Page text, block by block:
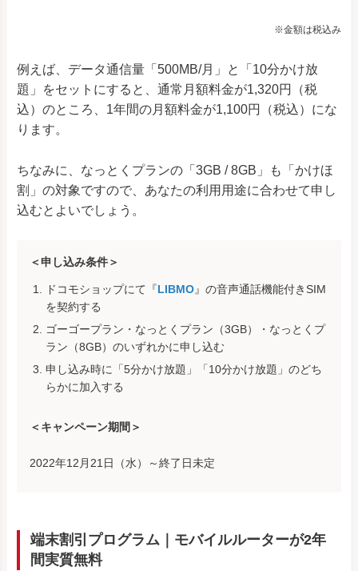
※金額は税込み
例えば、データ通信量「500MB/月」と「10分かけ放
題」をセットにすると、通常月額料金が1,320円（税
込）のところ、1年間の月額料金が1,100円（税込）にな
ります。
ちなみに、なっとくプランの「3GB / 8GB」も「かけほ
割」の対象ですので、あなたの利用用途に合わせて申し
込むとよいでしょう。
＜申し込み条件＞
ドコモショップにて 『LIBMO』の音声通話機能付きSIM
を契約する
ゴーゴープラン・なっとくプラン（3GB）・なっとくプ
ラン（8GB）のいずれかに申し込む
申し込み時に「5分かけ放題」「10分かけ放題」のどち
らかに加入する
＜キャンペーン期間＞
2022年12月21日（水）～終了日未定
端末割引プログラム｜モバイルルーターが2年
間実質無料